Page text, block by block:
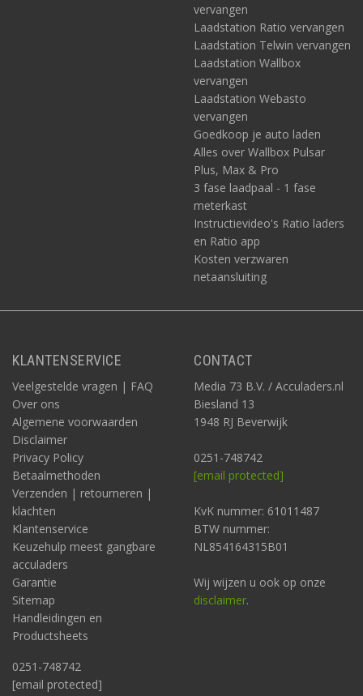
vervangen
Laadstation Ratio vervangen
Laadstation Telwin vervangen
Laadstation Wallbox
vervangen
Laadstation Webasto
vervangen
Goedkoop je auto laden
Alles over Wallbox Pulsar
Plus, Max & Pro
3 fase laadpaal - 1 fase
meterkast
Instructievideo's Ratio laders
en Ratio app
Kosten verzwaren
netaansluiting
KLANTENSERVICE
Veelgestelde vragen | FAQ
Over ons
Algemene voorwaarden
Disclaimer
Privacy Policy
Betaalmethoden
Verzenden | retourneren |
klachten
Klantenservice
Keuzehulp meest gangbare
acculaders
Garantie
Sitemap
Handleidingen en
Productsheets
0251-748742
[email protected]
CONTACT
Media 73 B.V. / Acculaders.nl
Biesland 13
1948 RJ Beverwijk
0251-748742
[email protected]
KvK nummer: 61011487
BTW nummer:
NL854164315B01
Wij wijzen u ook op onze
disclaimer.